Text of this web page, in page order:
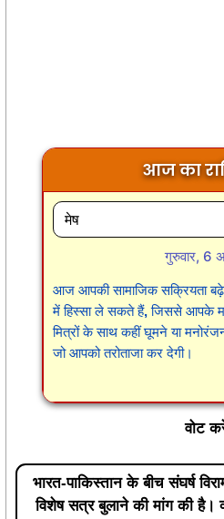
आज का
गुरुवार, 6
आज आपकी सामाजिक सक्रियता
में हिस्सा ले सकते हैं, जिससे आपके
मित्रों के साथ कहीं घूमने या
जो आपको तरोताजा कर देगी।
वोट
भारत-पाकिस्तान के बीच संघर्ष
विशेष सत्र बुलाने की मांग की है।